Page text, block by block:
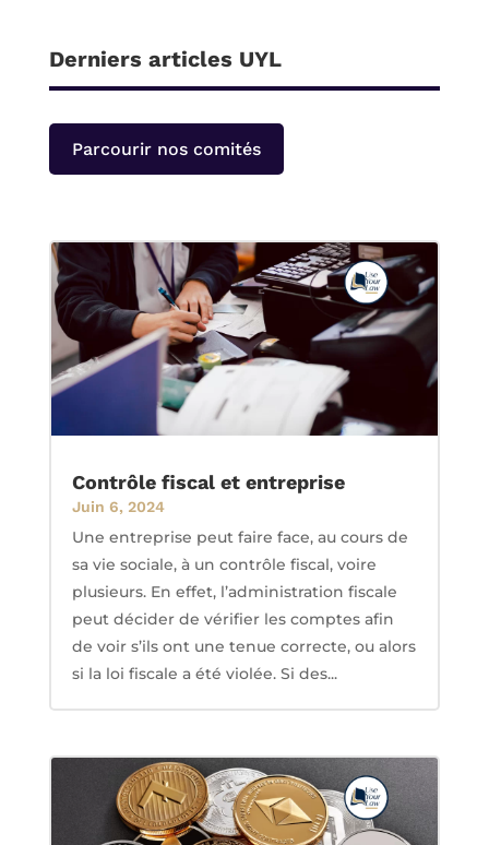
Derniers articles UYL
Parcourir nos comités
Contrôle fiscal et entreprise
Juin 6, 2024
Une entreprise peut faire face, au cours de
sa vie sociale, à un contrôle fiscal, voire
plusieurs. En effet, l’administration fiscale
peut décider de vérifier les comptes afin
de voir s’ils ont une tenue correcte, ou alors
si la loi fiscale a été violée. Si des...